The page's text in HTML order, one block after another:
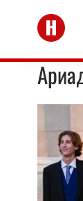
Перейти